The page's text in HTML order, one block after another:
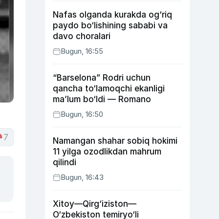
7
Nafas olganda kurakda og‘riq
paydo bo‘lishining sababi va
davo choralari
Bugun, 16:55
“Barselona” Rodri uchun
qancha to‘lamoqchi ekanligi
ma’lum bo‘ldi — Romano
Bugun, 16:50
Namangan shahar sobiq hokimi
11 yilga ozodlikdan mahrum
qilindi
Bugun, 16:43
Xitoy—Qirg‘iziston—
O‘zbekiston temiryo‘li